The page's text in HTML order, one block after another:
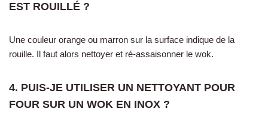
EST ROUILLÉ ?
Une couleur orange ou marron sur la surface indique de la
rouille. Il faut alors nettoyer et ré-assaisonner le wok.
4. PUIS-JE UTILISER UN NETTOYANT POUR
FOUR SUR UN WOK EN INOX ?